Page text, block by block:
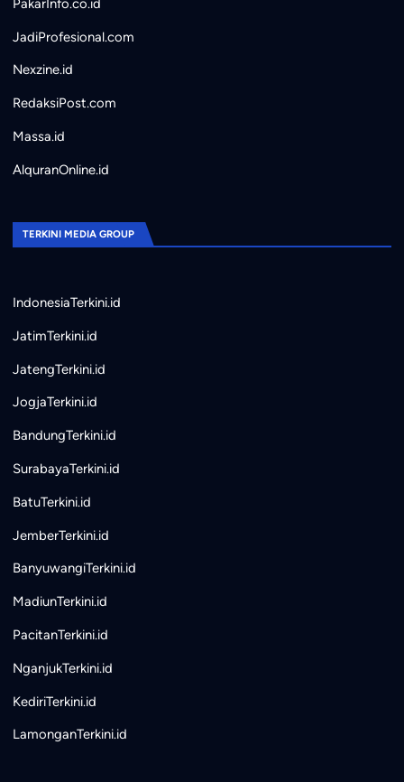
PakarInfo.co.id
JadiProfesional.com
Nexzine.id
RedaksiPost.com
Massa.id
AlquranOnline.id
TERKINI MEDIA GROUP
IndonesiaTerkini.id
JatimTerkini.id
JatengTerkini.id
JogjaTerkini.id
BandungTerkini.id
SurabayaTerkini.id
BatuTerkini.id
JemberTerkini.id
BanyuwangiTerkini.id
MadiunTerkini.id
PacitanTerkini.id
NganjukTerkini.id
KediriTerkini.id
LamonganTerkini.id